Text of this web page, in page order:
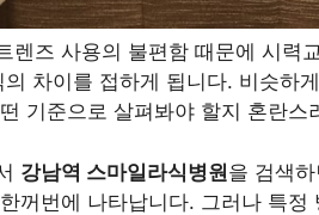
렌즈 사용의 불편함 때문에 시력
차이를 접하게 됩니다. 비슷하
기준으로 살펴봐야 할지 혼란스
강남역 스마일라식병원을 검색
꺼번에 나타납니다. 그러나 특